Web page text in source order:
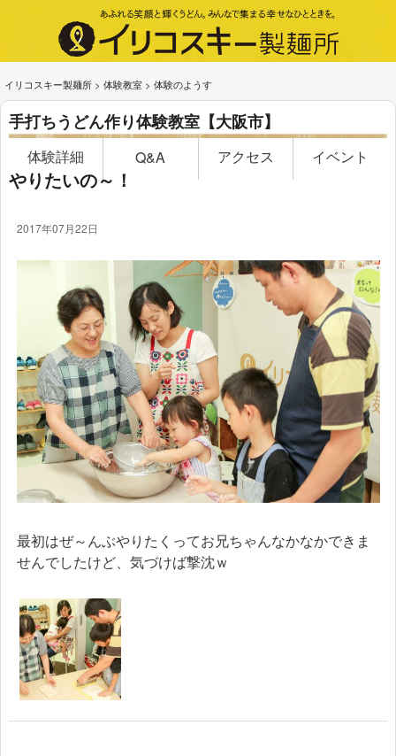
イリコスキー製麺所 > 体験教室 > 体験のようす
手打ちうどん作り体験教室【大阪市】
体験詳細 Q&A アクセス イベント
やりたいの～！
2017年07月22日
最初はぜ～んぶやりたくってお兄ちゃんなかなかできま
せんでしたけど、気づけば撃沈ｗ